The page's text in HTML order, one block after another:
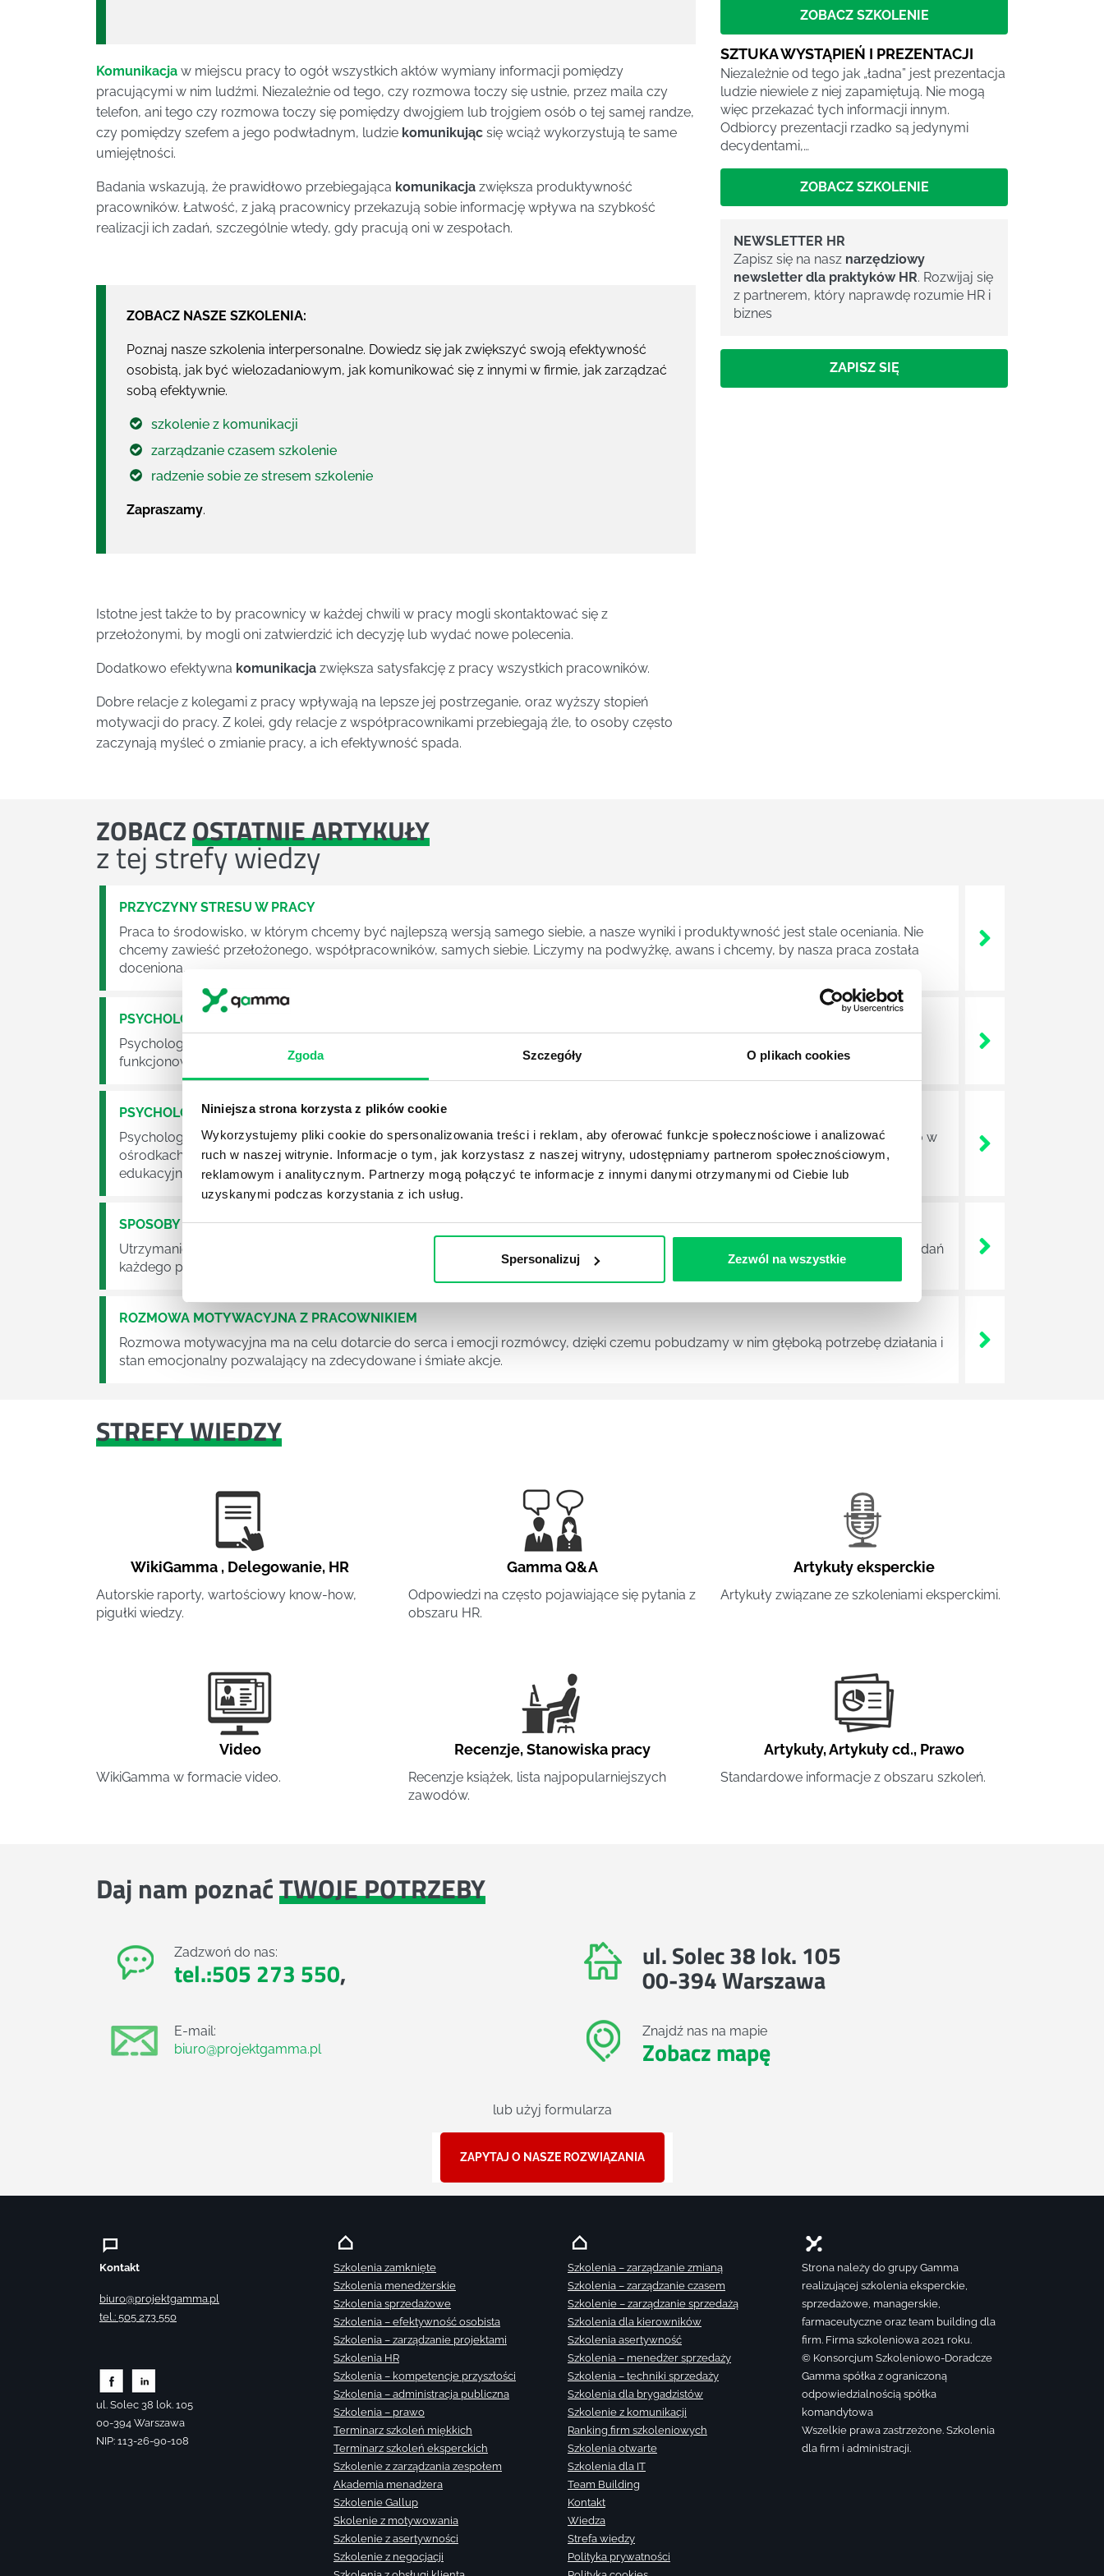
Zgoda Szczegóły O plikach cookies
Niniejsza strona korzysta z plików cookie
Wykorzystujemy pliki cookie do spersonalizowania treści i reklam, aby oferować funkcje społecznościowe i analizować
ruch w naszej witrynie. Informacje o tym, jak korzystasz z naszej witryny, udostępniamy partnerom społecznościowym,
reklamowym i analitycznym. Partnerzy mogą połączyć te informacje z innymi danymi otrzymanymi od Ciebie lub
uzyskanymi podczas korzystania z ich usług.
Spersonalizuj Zezwól na wszystkie
Komunikacja w miejscu pracy to ogół wszystkich aktów wymiany informacji pomiędzy
pracującymi w nim ludźmi. Niezależnie od tego, czy rozmowa toczy się ustnie, przez maila czy
telefon, ani tego czy rozmowa toczy się pomiędzy dwojgiem lub trojgiem osób o tej samej randze,
czy pomiędzy szefem a jego podwładnym, ludzie komunikując się wciąż wykorzystują te same
umiejętności.
Badania wskazują, że prawidłowo przebiegająca komunikacja zwiększa produktywność
pracowników. Łatwość, z jaką pracownicy przekazują sobie informację wpływa na szybkość
realizacji ich zadań, szczególnie wtedy, gdy pracują oni w zespołach.
ZOBACZ NASZE SZKOLENIA:
Poznaj nasze szkolenia interpersonalne. Dowiedz się jak zwiększyć swoją efektywność
osobistą, jak być wielozadaniowym, jak komunikować się z innymi w firmie, jak zarządzać
sobą efektywnie.
szkolenie z komunikacji
zarządzanie czasem szkolenie
radzenie sobie ze stresem szkolenie
Zapraszamy.
Istotne jest także to by pracownicy w każdej chwili w pracy mogli skontaktować się z
przełożonymi, by mogli oni zatwierdzić ich decyzję lub wydać nowe polecenia.
Dodatkowo efektywna komunikacja zwiększa satysfakcję z pracy wszystkich pracowników.
Dobre relacje z kolegami z pracy wpływają na lepsze jej postrzeganie, oraz wyższy stopień
motywacji do pracy. Z kolei, gdy relacje z współpracownikami przebiegają źle, to osoby często
zaczynają myśleć o zmianie pracy, a ich efektywność spada.
ZOBACZ SZKOLENIE
SZTUKA WYSTĄPIEŃ I PREZENTACJI
Niezależnie od tego jak „ładna” jest prezentacja
ludzie niewiele z niej zapamiętują. Nie mogą
więc przekazać tych informacji innym.
Odbiorcy prezentacji rzadko są jedynymi
decydentami,…
ZOBACZ SZKOLENIE
NEWSLETTER HR
Zapisz się na nasz narzędziowy
newsletter dla praktyków HR. Rozwijaj się
z partnerem, który naprawdę rozumie HR i
biznes
ZAPISZ SIĘ
ZOBACZOSTATNIE ARTYKUŁY
z tej strefy wiedzy
PRZYCZYNY STRESU W PRACY
Praca to środowisko, w którym chcemy być najlepszą wersją samego siebie, a nasze wyniki i produktywność jest stale oceniania. Nie
chcemy zawieść przełożonego, współpracowników, samych siebie. Liczymy na podwyżkę, awans i chcemy, by nasza praca została
doceniona.
PSYCHOLOGIA I CO DALEJ
Psychologia to jeden z bardziej klasycznych kierunków studiów. Pozwala zdobyć wiedzę na temat ludzkiego umysły, mechanizmów
funkcjonowania ludzkiej psychiki, procesów decyzyjnych.
PSYCHOLOGIA W ZARZĄDZANIU PRACA
Psychologia to kierunek wbrew pozorom z ogromnymi perspektywami na przyszłość. Psychologowie znajdują zatrudnienie nie tylko w
ośrodkach służby zdrowie czy we własnych gabinetach psychologicznych, ale również we wszelkiego rodzaju ośrodkach
edukacyjnych, na warsztatach, w korporacjach przy pomocy opracowywania strategii marketingowych czy nawet w sektorze HR.
SPOSOBY NA MOTYWACJĘ
Utrzymanie wysokiego poziomu motywacji wśród zespołu potrafi być nie lada wyzwaniem, zalicza się jednak do najważniejszych zadań
każdego przełożonego i menedżera.
ROZMOWA MOTYWACYJNA Z PRACOWNIKIEM
Rozmowa motywacyjna ma na celu dotarcie do serca i emocji rozmówcy, dzięki czemu pobudzamy w nim głęboką potrzebę działania i
stan emocjonalny pozwalający na zdecydowane i śmiałe akcje.
STREFY WIEDZY
WikiGamma , Delegowanie, HR
Autorskie raporty, wartościowy know-how,
pigułki wiedzy.
Gamma Q&A
Odpowiedzi na często pojawiające się pytania z
obszaru HR.
Artykuły eksperckie
Artykuły związane ze szkoleniami eksperckimi.
Video
WikiGamma w formacie video.
Recenzje,Stanowiska pracy
Recenzje książek, lista najpopularniejszych
zawodów.
Artykuły,Artykuły cd., Prawo
Standardowe informacje z obszaru szkoleń.
Daj nam poznaćTWOJE POTRZEBY
Zadzwoń do nas:
tel.:505 273 550,
E-mail:
biuro@projektgamma.pl
ul. Solec 38 lok. 105
00-394 Warszawa
Znajdź nas na mapie
Zobacz mapę
lub użyj formularza
ZAPYTAJ O NASZE ROZWIĄZANIA
Kontakt
biuro@projektgamma.pl
tel.: 505 273 550
ul. Solec 38 lok. 105
00-394 Warszawa
NIP: 113-26-90-108
Szkolenia zamknięte
Szkolenia menedżerskie
Szkolenia sprzedażowe
Szkolenia – efektywność osobista
Szkolenia – zarządzanie projektami
Szkolenia HR
Szkolenia – kompetencje przyszłości
Szkolenia – administracja publiczna
Szkolenia – prawo
Terminarz szkoleń miękkich
Terminarz szkoleń eksperckich
Szkolenie z zarządzania zespołem
Akademia menadżera
Szkolenie Gallup
Skolenie z motywowania
Szkolenie z asertywności
Szkolenie z negocjacji
Szkolenia – zarządzanie zmianą
Szkolenia – zarządzanie czasem
Szkolenie – zarządzanie sprzedażą
Szkolenia dla kierowników
Szkolenia asertywność
Szkolenia – menedżer sprzedaży
Szkolenia – techniki sprzedaży
Szkolenia dla brygadzistów
Szkolenie z komunikacji
Ranking firm szkoleniowych
Szkolenia otwarte
Szkolenia dla IT
Team Building
Kontakt
Wiedza
Strefa wiedzy
Polityka prywatności
Strona należy do grupy Gamma
realizującej szkolenia eksperckie,
sprzedażowe, managerskie,
farmaceutyczne oraz team building dla
firm. Firma szkoleniowa 2021 roku.
© Konsorcjum Szkoleniowo-Doradcze
Gamma spółka z ograniczoną
odpowiedzialnością spółka
komandytowa
Wszelkie prawa zastrzeżone. Szkolenia
dla firm i administracji.